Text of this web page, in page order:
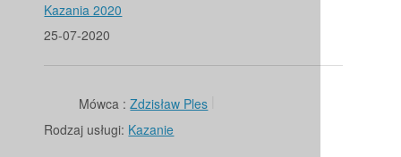
Kazania 2020
25-07-2020
Mówca : Zdzisław Ples
Rodzaj usługi: Kazanie